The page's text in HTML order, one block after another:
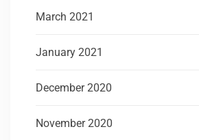
March 2021
January 2021
December 2020
November 2020